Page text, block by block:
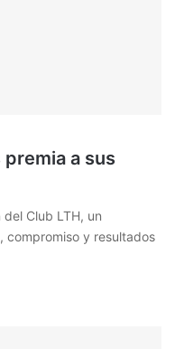
premia a sus
Club LTH, un
compromiso y resultados